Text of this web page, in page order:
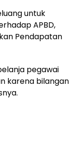
untuk
APBD,
Pendapatan
pegawai
karena bilangan